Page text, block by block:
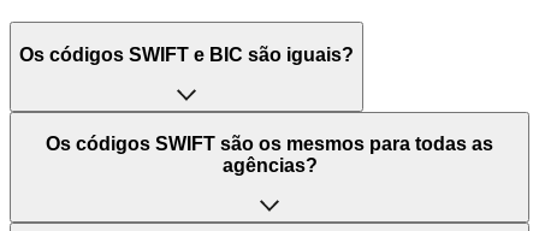
Os códigos SWIFT e BIC são iguais?
O acrónimo SWIFT significa "Society for Worldwide
Interbank Financial Telecommunication (Sociedade para
Mundiais)". Trata-se de uma rede mundial onde se
Os códigos SWIFT são os mesmos para todas as
agências?